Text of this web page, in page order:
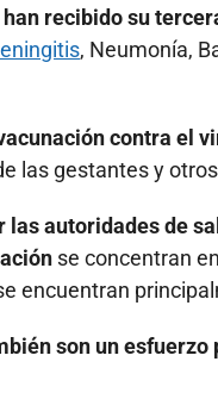
recibido su
, Neumonía,
contra el
las gestantes y
autoridades de
se concentran
encuentran
son un